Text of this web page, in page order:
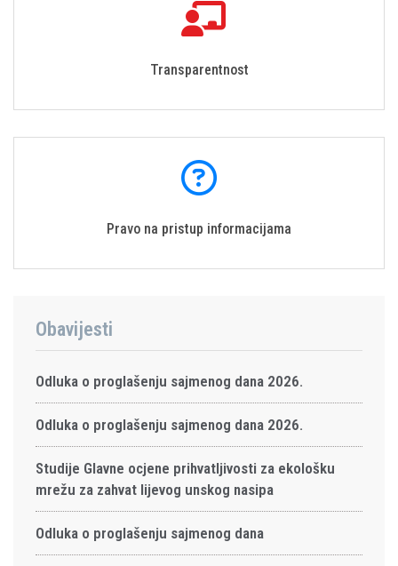
Transparentnost
Pravo na pristup informacijama
Obavijesti
Odluka o proglašenju sajmenog dana 2026.
Odluka o proglašenju sajmenog dana 2026.
Studije Glavne ocjene prihvatljivosti za ekološku
mrežu za zahvat lijevog unskog nasipa
Odluka o proglašenju sajmenog dana